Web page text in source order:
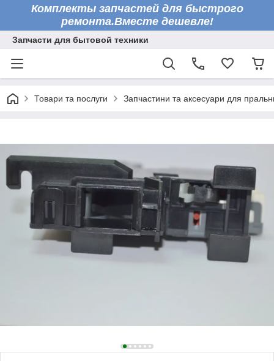
Комплекты запчастей для быстрого
ремонта.Вместе дешевле!
Запчасти для бытовой техники
Товари та послуги Запчастини та аксесуари для